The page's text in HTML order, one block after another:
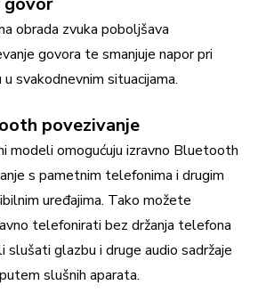
obrada zvuka poboljšava
govora te smanjuje napor pri
u svakodnevnim situacijama.
povezivanje
modeli omogućuju izravno Bluetooth
s pametnim telefonima i drugim
uređajima. Tako možete
telefonirati bez držanja telefona
slušati glazbu i druge audio sadržaje
slušnih aparata.